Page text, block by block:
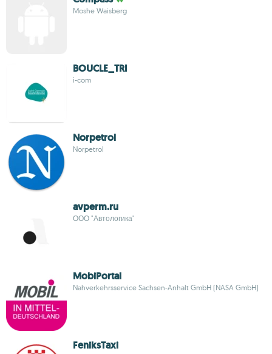
Moshe Waisberg
BOUCLE_TRI
i-com
Norpetrol
Norpetrol
avperm.ru
ООО "Автологика"
MobiPortal
Nahverkehrsservice Sachsen-Anhalt GmbH (NASA GmbH)
FeniksTaxi